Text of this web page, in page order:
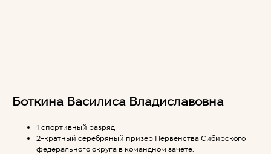
Боткина Василиса Владиславовна
1 спортивный разряд
2-кратный серебряный призер Первенства Сибирского
федерального округа в командном зачете.